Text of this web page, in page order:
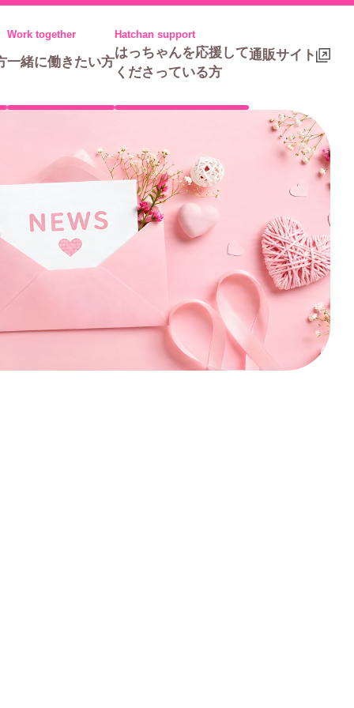
一緒に働きたい方
はっちゃんを応援して
くださっている方
通販サイト